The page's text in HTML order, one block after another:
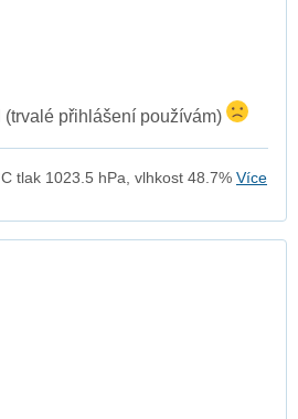
(trvalé přihlášení používám)
tlak 1023.5 hPa, vlhkost 48.7% Více